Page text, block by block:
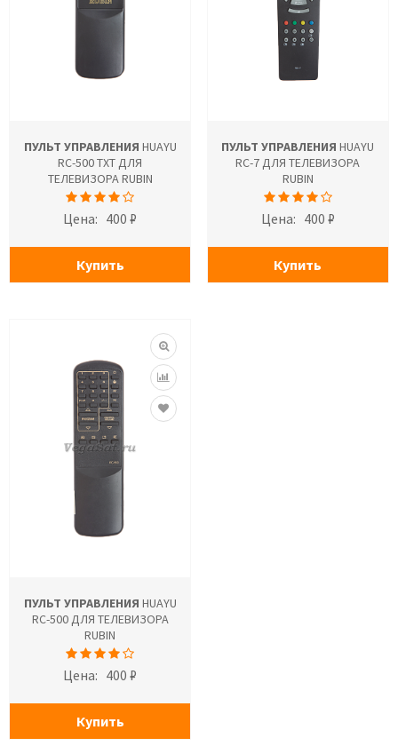
ПУЛЬТ УПРАВЛЕНИЯ HUAYU
RC-500 TXT ДЛЯ
ТЕЛЕВИЗОРА RUBIN
Цена: 400 ₽
Купить
ПУЛЬТ УПРАВЛЕНИЯ HUAYU
RC-7 ДЛЯ ТЕЛЕВИЗОРА
RUBIN
Цена: 400 ₽
Купить
ПУЛЬТ УПРАВЛЕНИЯ HUAYU
RC-500 ДЛЯ ТЕЛЕВИЗОРА
RUBIN
Цена: 400 ₽
Купить